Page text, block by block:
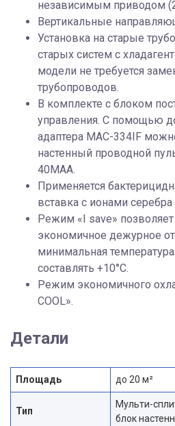
независимым приводом
Вертикальные
Установка на старые
старых систем с
модели не требуется
трубопроводов.
В комплекте с блоком
управления. С помощью
адаптера MAC-334IF
настенный проводной
40MAA.
Применяется
вставка с ионами серебра
Режим «I save» позволяет
экономичное дежурное
минимальная
составлять +10°С.
Режим экономичного
COOL».
Детали
Площадь до 20 м²
Тип
Мульти-
блок